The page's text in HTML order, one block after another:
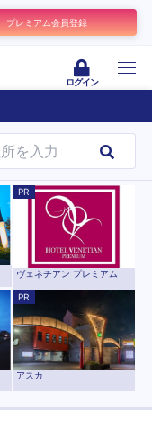
プレミアム会員登録
ログイン
PR
ヴェネチアン プレミアム
PR
アスカ